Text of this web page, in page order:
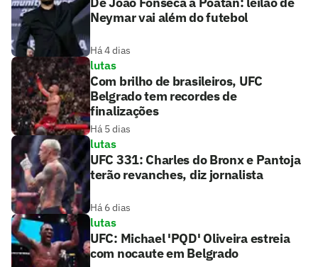
Neymar vai além do futebol
Há 4 dias
lutas
Com brilho de brasileiros, UFC
Belgrado tem recordes de
finalizações
Há 5 dias
lutas
UFC 331: Charles do Bronx e Pantoja
terão revanches, diz jornalista
Há 6 dias
lutas
UFC: Michael 'PQD' Oliveira estreia
com nocaute em Belgrado